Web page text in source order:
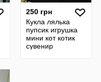
250 грн
Кукла лялька
пупсик игрушка
мини кот котик
сувенир